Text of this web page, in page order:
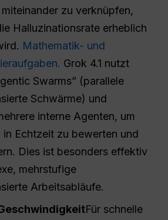
zu verknüpfen,
Halluzinationsrate erheblich
Mathematik- und
Grok 4.1 nutzt
Swarms” (parallele
Schwärme) und
interne Agenten, um
Echtzeit zu bewerten und
Dies ist besonders effektiv
mehrstufige
Arbeitsabläufe.
Für schnelle